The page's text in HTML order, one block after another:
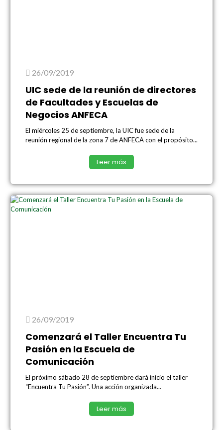
26/09/2019
UIC sede de la reunión de directores
de Facultades y Escuelas de
Negocios ANFECA
El miércoles 25 de septiembre, la UIC fue sede de la
reunión regional de la zona 7 de ANFECA con el propósito...
Leer más
26/09/2019
Comenzará el Taller Encuentra Tu
Pasión en la Escuela de
Comunicación
El próximo sábado 28 de septiembre dará inicio el taller
“Encuentra Tu Pasión”. Una acción organizada...
Leer más